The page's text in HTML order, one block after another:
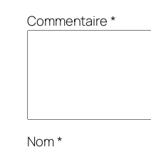
Commentaire*
Nom*